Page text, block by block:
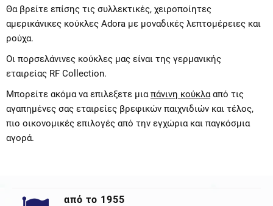
Θα βρείτε επίσης τις συλλεκτικές, χειροποίητες
αμερικάνικες κούκλες Adora με μοναδικές λεπτομέρειες και
ρούχα.
Οι πορσελάνινες κούκλες μας είναι της γερμανικής
εταιρείας RF Collection.
Μπορείτε ακόμα να επιλεξετε μια πάνινη κούκλα από τις
αγαπημένες σας εταιρείες βρεφικών παιχνιδιών και τέλος,
πιο οικονομικές επιλογές από την εγχώρια και παγκόσμια
αγορά.
από το 1955